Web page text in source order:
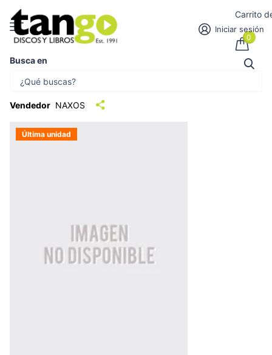
Busca en
Iniciar sesión
Carrito
0
WATERFRONT/ON T | , y otros
Vendedor NAXOS
Última unidad